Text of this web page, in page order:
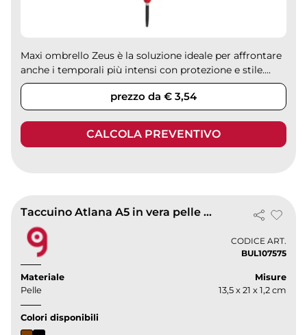
Maxi ombrello Zeus è la soluzione ideale per affrontare
anche i temporali più intensi con protezione e stile....
prezzo da € 3,54
CALCOLA PREVENTIVO
Taccuino Atlana A5 in vera pelle marrone con elastico e pen loop
CODICE ART.
BUL107575
Materiale
Pelle
Misure
13,5 x 21 x 1,2 cm
Colori disponibili